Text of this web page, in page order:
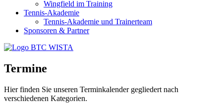
Wingfield im Training
Tennis-Akademie
Tennis-Akademie und Trainerteam
Sponsoren & Partner
Termine
Hier finden Sie unseren Terminkalender gegliedert nach
verschiedenen Kategorien.